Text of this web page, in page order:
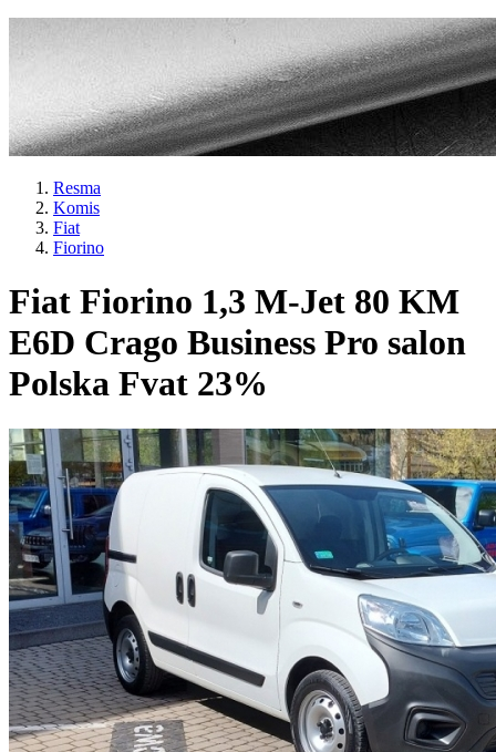
Resma
Komis
Fiat
Fiorino
Fiat Fiorino 1,3 M-Jet 80 KM
E6D Crago Business Pro salon
Polska Fvat 23%